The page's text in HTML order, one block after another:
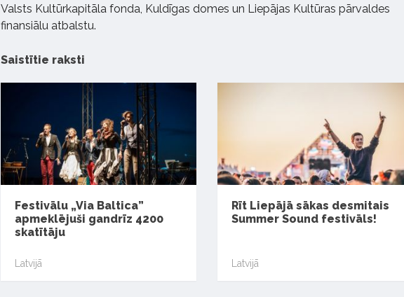
Valsts Kultūrkapitāla fonda, Kuldīgas domes un Liepājas Kultūras pārvaldes
finansiālu atbalstu.
Saistītie raksti
Festivālu „Via Baltica”
apmeklējuši gandrīz 4200
skatītāju
Latvijā
Rīt Liepājā sākas desmitais
Summer Sound festivāls!
Latvijā